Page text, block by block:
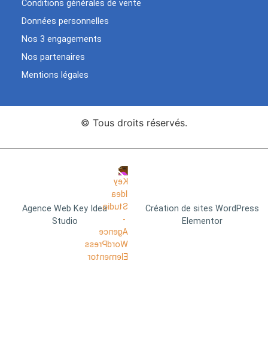
Conditions générales de vente
Données personnelles
Nos 3 engagements
Nos partenaires
Mentions légales
© Tous droits réservés.
Agence Web Key Idea
Studio
Création de sites WordPress
Elementor